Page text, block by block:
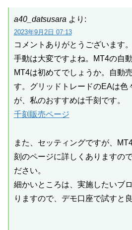
a40_datsusara より:
2023年9月2日 07:13
コメントありがとうございます。
手動は大変ですよね。MT4の自
MT4は初めてでしょうか。自動
す。グリッドトレードのEAは色
が、私のおすすめは千刻です。
千刻販売ページ
また、セッティングですが、
刻のページに詳しくありますの
ださい。
細かいところは、実施したいブ
りますので、デモ口座で試すと